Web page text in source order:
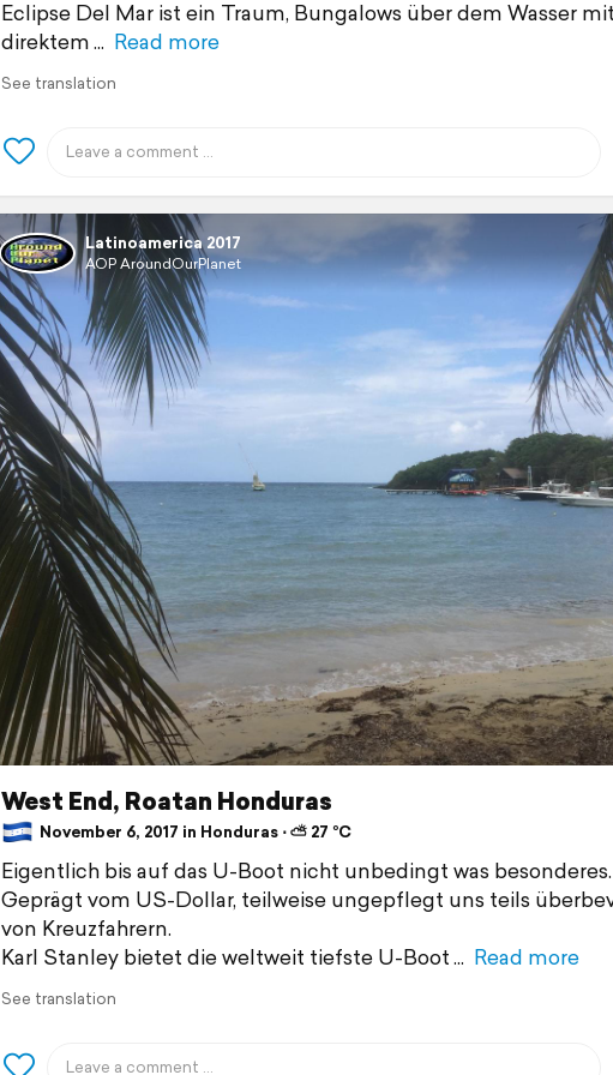
Eclipse Del Mar ist ein Traum, Bungalows über dem Wasser
direktem
Read more
See translation
Latinoamerica 2017
AOP AroundOurPlanet
West End, Roatan Honduras
November 6, 2017 in Honduras ⋅ ⛅ 27 °C
Eigentlich bis auf das U-Boot nicht unbedingt was besonderes.
Geprägt vom US-Dollar, teilweise ungepflegt uns teils
von Kreuzfahrern.
Karl Stanley bietet die weltweit tiefste U-Boot
Read more
See translation